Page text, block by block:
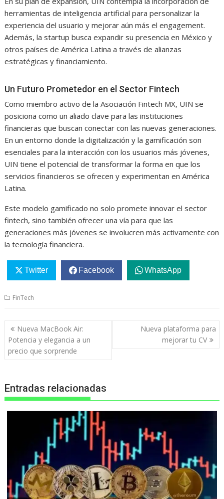
herramientas de inteligencia artificial para personalizar la
experiencia del usuario y mejorar aún más el engagement.
Además, la startup busca expandir su presencia en México y
otros países de América Latina a través de alianzas
estratégicas y financiamiento.
Un Futuro Prometedor en el Sector Fintech
Como miembro activo de la Asociación Fintech MX, UIN se
posiciona como un aliado clave para las instituciones
financieras que buscan conectar con las nuevas generaciones.
En un entorno donde la digitalización y la gamificación son
esenciales para la interacción con los usuarios más jóvenes,
UIN tiene el potencial de transformar la forma en que los
servicios financieros se ofrecen y experimentan en América
Latina.
Este modelo gamificado no solo promete innovar el sector
fintech, sino también ofrecer una vía para que las
generaciones más jóvenes se involucren más activamente con
la tecnología financiera.
Twitter Facebook WhatsApp
FinTech
Navegación
de
entradas
Nueva MacBook Air:
Potencia y elegancia a un
precio que sorprende
Nueva plataforma para
mejorar tu CV
Entradas relacionadas